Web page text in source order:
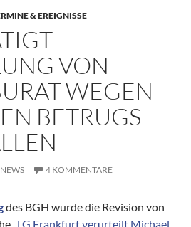
& EREIGNISSE
VON
WEGEN
BETRUGS
4 KOMMENTARE
des BGH wurde die Revision von
„LG Frankfurt verurteilt Michael